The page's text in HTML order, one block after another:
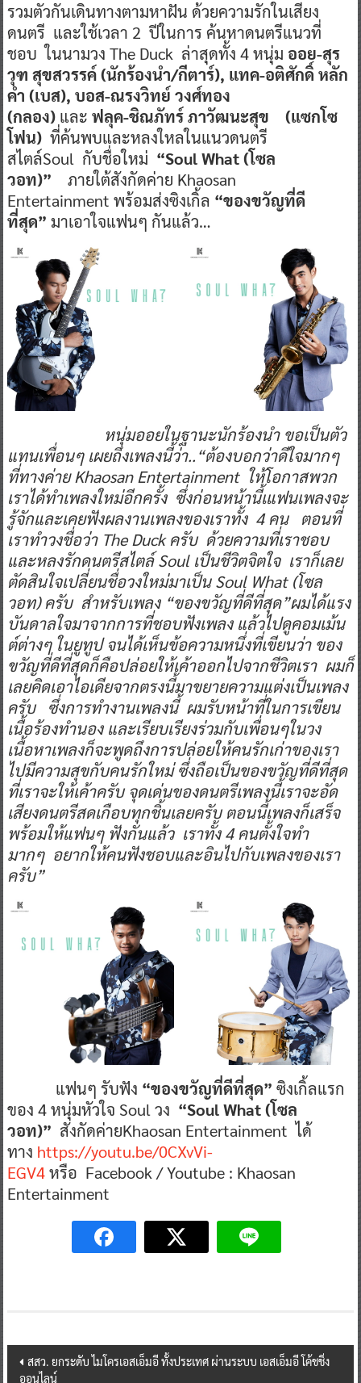
รวมตัวกันเดินทางตามหาฝัน ด้วยความรักในเสียง
ดนตรี และใช้เวลา 2 ปีในการ ค้นหาดนตรีแนวที่
ชอบ ในนามวง The Duck ล่าสุดทั้ง 4 หนุ่ม ออย-สุร
วุฑ สุขสวรรค์ (นักร้องนำ/กีตาร์), แทค-อติศักดิ์ หลัก
คำ (เบส), บอส-ณรงวิทย์ วงศ์ทอง
(กลอง) และ ฟลุค-ชิณภัทร์ ภาวัฒนะสุข (แซกโซ
โฟน) ที่ค้นพบและหลงใหลในแนวดนตรี
สไตล์Soul กับชื่อใหม่ “Soul What (โซล
วอท)” ภายใต้สังกัดค่าย Khaosan
Entertainment พร้อมส่งซิงเกิ้ล “ของขวัญที่ดี
ที่สุด” มาเอาใจแฟนๆ กันแล้ว…
หนุ่มออยในฐานะนักร้องนำ ขอเป็นตัว
แทนเพื่อนๆ เผยถึงเพลงนี้ว่า..“ต้องบอกว่าดีใจมากๆ
ที่ทางค่าย Khaosan Entertainment ให้โอกาสพวก
เราได้ทำเพลงใหม่อีกครั้ง ซึ่งก่อนหน้านี้เแฟนเพลงจะ
รู้จักและเคยฟังผลงานเพลงของเราทั้ง 4 คน ตอนที่
เราทำวงชื่อว่า The Duck ครับ ด้วยความที่เราชอบ
และหลงรักดนตรีสไตล์ Soul เป็นชีวิตจิตใจ เราก็เลย
ตัดสินใจเปลี่ยนชื่อวงใหม่มาเป็น Soul What (โซล
วอท) ครับ สำหรับเพลง “ของขวัญที่ดีที่สุด”ผมได้แรง
บันดาลใจมาจากการที่ชอบฟังเพลง แล้วไปดูคอมเม้น
ต์ต่างๆ ในยูทูป จนได้เห็นข้อความหนึ่งที่เขียนว่า ของ
ขวัญที่ดีที่สุดก็คือปล่อยให้เค้าออกไปจากชีวิตเรา ผมก็
เลยคิดเอาไอเดียจากตรงนี้มาขยายความแต่งเป็นเพลง
ครับ ซึ่งการทำงานเพลงนี้ ผมรับหน้าที่ในการเขียน
เนื้อร้องทำนอง และเรียบเรียงร่วมกับเพื่อนๆในวง
เนื้อหาเพลงก็จะพูดถึงการปล่อยให้คนรักเก่าของเรา
ไปมีความสุขกับคนรักใหม่ ซึ่งถือเป็นของขวัญที่ดีที่สุด
ที่เราจะให้เค้าครับ จุดเด่นของดนตรีเพลงนี้เราจะอัด
เสียงดนตรีสดเกือบทุกชิ้นเลยครับ ตอนนี้เพลงก็เสร็จ
พร้อมให้แฟนๆ ฟังกันแล้ว เราทั้ง 4 คนตั้งใจทำ
มากๆ อยากให้คนฟังชอบและอินไปกับเพลงของเรา
ครับ”
แฟนๆ รับฟัง “ของขวัญที่ดีที่สุด” ซิงเกิ้ลแรก
ของ 4 หนุ่มหัวใจ Soul วง “Soul What (โซล
วอท)” สังกัดค่ายKhaosan Entertainment ได้
ทาง https://youtu.be/0CXvVi-
EGV4หรือ Facebook / Youtube : Khaosan
Entertainment
Post
สสว. ยกระดับ ไมโครเอสเอ็มอี ทั้งประเทศ ผ่านระบบ เอสเอ็มอี โค้ชชิ่ง
ออนไลน์